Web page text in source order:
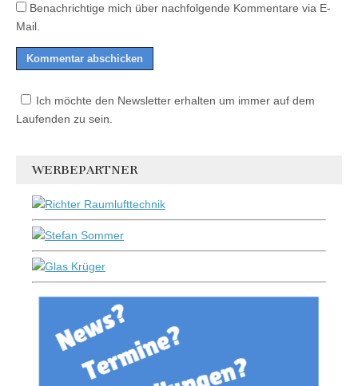
Benachrichtige mich über nachfolgende Kommentare via E-
Mail.
Ich möchte den Newsletter erhalten um immer auf dem
Laufenden zu sein.
WERBEPARTNER